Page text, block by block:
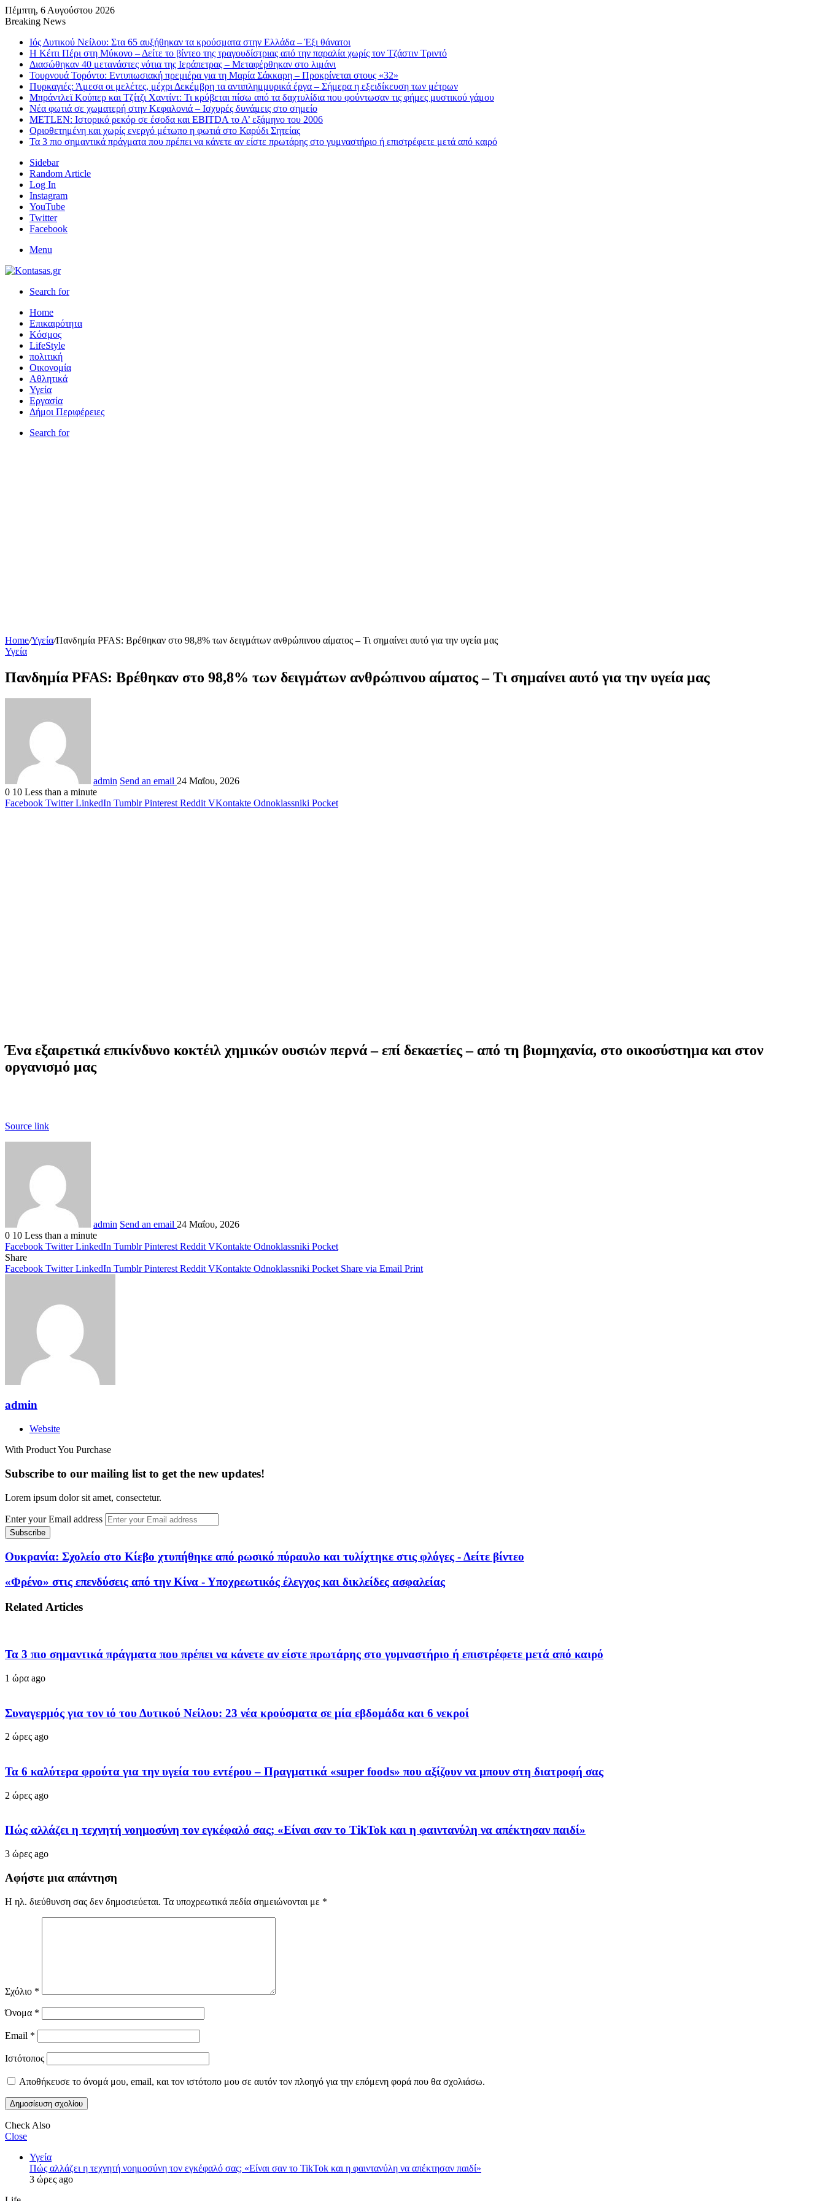
Πέμπτη, 6 Αυγούστου 2026
Breaking News
Ιός Δυτικού Νείλου: Στα 65 αυξήθηκαν τα κρούσματα στην Ελλάδα – Έξι θάνατοι
H Κέιτι Πέρι στη Μύκονο – Δείτε το βίντεο της τραγουδίστριας από την παραλία χωρίς τον Τζάστιν Τριντό
Διασώθηκαν 40 μετανάστες νότια της Ιεράπετρας – Μεταφέρθηκαν στο λιμάνι
Τουρνουά Τορόντο: Εντυπωσιακή πρεμιέρα για τη Μαρία Σάκκαρη – Προκρίνεται στους «32»
Πυρκαγιές: Άμεσα οι μελέτες, μέχρι Δεκέμβρη τα αντιπλημμυρικά έργα – Σήμερα η εξειδίκευση των μέτρων
Μπράντλεϊ Κούπερ και Τζίτζι Χαντίντ: Τι κρύβεται πίσω από τα δαχτυλίδια που φούντωσαν τις φήμες μυστικού γάμου
Νέα φωτιά σε χωματερή στην Κεφαλονιά – Ισχυρές δυνάμεις στο σημείο
METLEN: Ιστορικό ρεκόρ σε έσοδα και EBITDA το Α’ εξάμηνο του 2006
Οριοθετημένη και χωρίς ενεργό μέτωπο η φωτιά στο Καρύδι Σητείας
Τα 3 πιο σημαντικά πράγματα που πρέπει να κάνετε αν είστε πρωτάρης στο γυμναστήριο ή επιστρέφετε μετά από καιρό
Sidebar
Random Article
Log In
Instagram
YouTube
Twitter
Facebook
Menu
Search for
Home
Επικαιρότητα
Κόσμος
LifeStyle
πολιτική
Οικονομία
Αθλητικά
Υγεία
Εργασία
Δήμοι Περιφέρειες
Search for
Home/Υγεία/Πανδημία PFAS: Βρέθηκαν στο 98,8% των δειγμάτων ανθρώπινου αίματος – Τι σημαίνει αυτό για την υγεία μας
Υγεία
Πανδημία PFAS: Βρέθηκαν στο 98,8% των δειγμάτων ανθρώπινου αίματος – Τι σημαίνει αυτό για την υγεία μας
admin Send an email 24 Μαΐου, 2026
0 10 Less than a minute
Facebook Twitter LinkedIn Tumblr Pinterest Reddit VKontakte Odnoklassniki Pocket
Ένα εξαιρετικά επικίνδυνο κοκτέιλ χημικών ουσιών περνά – επί δεκαετίες – από τη βιομηχανία, στο οικοσύστημα και στον
οργανισμό μας
Source link
admin Send an email 24 Μαΐου, 2026
0 10 Less than a minute
Facebook Twitter LinkedIn Tumblr Pinterest Reddit VKontakte Odnoklassniki Pocket
Share
Facebook Twitter LinkedIn Tumblr Pinterest Reddit VKontakte Odnoklassniki Pocket Share via Email Print
admin
Website
With Product You Purchase
Subscribe to our mailing list to get the new updates!
Lorem ipsum dolor sit amet, consectetur.
Enter your Email address
Ουκρανία: Σχολείο στο Κίεβο χτυπήθηκε από ρωσικό πύραυλο και τυλίχτηκε στις φλόγες - Δείτε βίντεο
«Φρένο» στις επενδύσεις από την Κίνα - Υποχρεωτικός έλεγχος και δικλείδες ασφαλείας
Related Articles
Τα 3 πιο σημαντικά πράγματα που πρέπει να κάνετε αν είστε πρωτάρης στο γυμναστήριο ή επιστρέφετε μετά από καιρό
1 ώρα ago
Συναγερμός για τον ιό του Δυτικού Νείλου: 23 νέα κρούσματα σε μία εβδομάδα και 6 νεκροί
2 ώρες ago
Τα 6 καλύτερα φρούτα για την υγεία του εντέρου – Πραγματικά «super foods» που αξίζουν να μπουν στη διατροφή σας
2 ώρες ago
Πώς αλλάζει η τεχνητή νοημοσύνη τον εγκέφαλό σας; «Είναι σαν το TikTok και η φαιντανύλη να απέκτησαν παιδί»
3 ώρες ago
Αφήστε μια απάντηση
Η ηλ. διεύθυνση σας δεν δημοσιεύεται. Τα υποχρεωτικά πεδία σημειώνονται με *
Σχόλιο *
Όνομα *
Email *
Ιστότοπος
Αποθήκευσε το όνομά μου, email, και τον ιστότοπο μου σε αυτόν τον πλοηγό για την επόμενη φορά που θα σχολιάσω.
Check Also
Close
Υγεία
Πώς αλλάζει η τεχνητή νοημοσύνη τον εγκέφαλό σας; «Είναι σαν το TikTok και η φαιντανύλη να απέκτησαν παιδί»
3 ώρες ago